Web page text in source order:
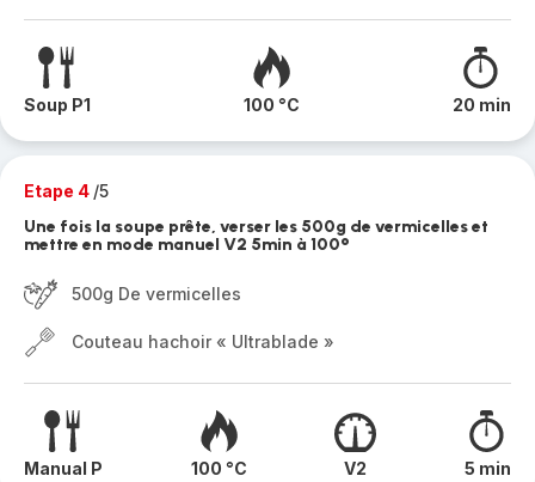
Soup P1 100 °C 20 min
Etape 4 /5
Une fois la soupe prête, verser les 500g de vermicelles et
mettre en mode manuel V2 5min à 100°
500g De vermicelles
Couteau hachoir « Ultrablade »
Manual P 100 °C V2 5 min